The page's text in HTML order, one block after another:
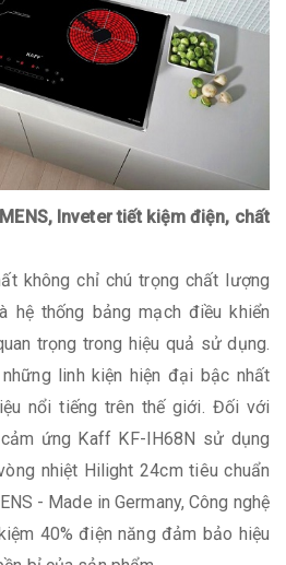
Inveter tiết kiệm điện, chất
không chỉ chú trọng chất lượng
hệ thống bảng mạch điều khiển
trọng trong hiệu quả sử dụng.
linh kiện hiện đại bậc nhất
nổi tiếng trên thế giới. Đối với
ứng Kaff KF-IH68N sử dụng
nhiệt Hilight 24cm tiêu chuẩn
- Made in Germany, Công nghệ
40% điện năng đảm bảo hiệu